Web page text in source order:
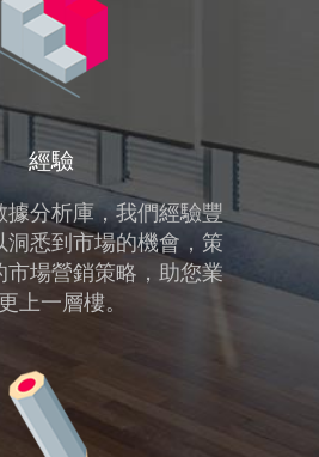
經驗
據分析庫，我們經驗豐
洞悉到市場的機會，策
市場營銷策略，助您業
上一層樓。